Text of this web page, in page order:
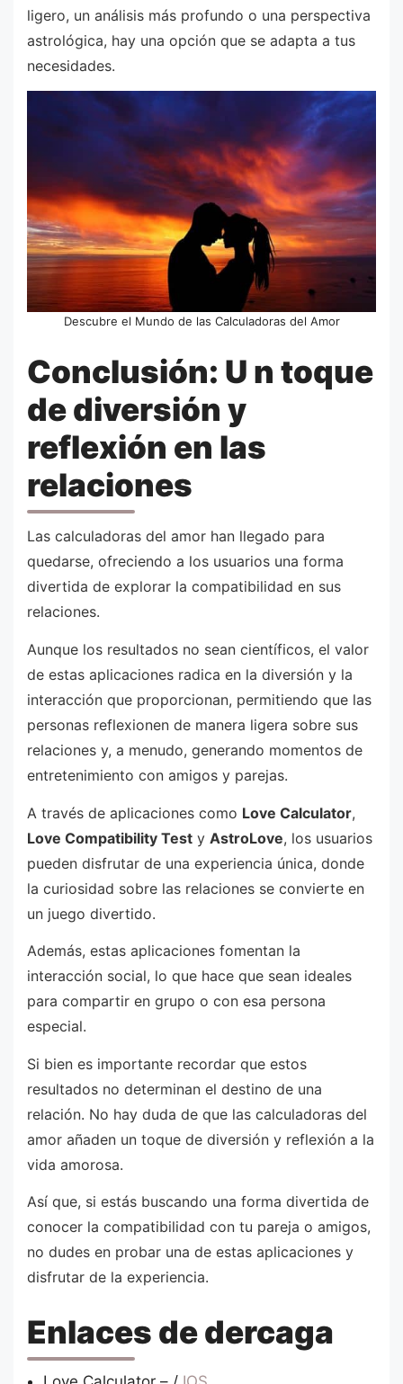
ligero, un análisis más profundo o una perspectiva
astrológica, hay una opción que se adapta a tus
necesidades.
Descubre el Mundo de las Calculadoras del Amor
Conclusión: U n toque
de diversión y
reflexión en las
relaciones
Las calculadoras del amor han llegado para
quedarse, ofreciendo a los usuarios una forma
divertida de explorar la compatibilidad en sus
relaciones.
Aunque los resultados no sean científicos, el valor
de estas aplicaciones radica en la diversión y la
interacción que proporcionan, permitiendo que las
personas reflexionen de manera ligera sobre sus
relaciones y, a menudo, generando momentos de
entretenimiento con amigos y parejas.
A través de aplicaciones como Love Calculator,
Love Compatibility Test y AstroLove, los usuarios
pueden disfrutar de una experiencia única, donde
la curiosidad sobre las relaciones se convierte en
un juego divertido.
Además, estas aplicaciones fomentan la
interacción social, lo que hace que sean ideales
para compartir en grupo o con esa persona
especial.
Si bien es importante recordar que estos
resultados no determinan el destino de una
relación. No hay duda de que las calculadoras del
amor añaden un toque de diversión y reflexión a la
vida amorosa.
Así que, si estás buscando una forma divertida de
conocer la compatibilidad con tu pareja o amigos,
no dudes en probar una de estas aplicaciones y
disfrutar de la experiencia.
Enlaces de dercaga